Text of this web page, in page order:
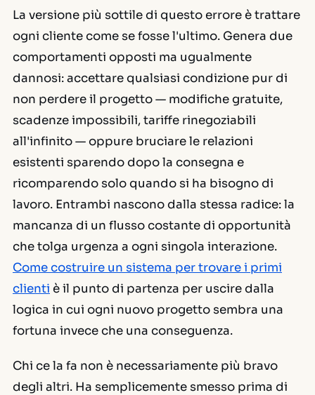
La versione più sottile di questo errore è trattare
ogni cliente come se fosse l'ultimo. Genera due
comportamenti opposti ma ugualmente
dannosi: accettare qualsiasi condizione pur di
non perdere il progetto — modifiche gratuite,
scadenze impossibili, tariffe rinegoziabili
all'infinito — oppure bruciare le relazioni
esistenti sparendo dopo la consegna e
ricomparendo solo quando si ha bisogno di
lavoro. Entrambi nascono dalla stessa radice: la
mancanza di un flusso costante di opportunità
che tolga urgenza a ogni singola interazione.
Come costruire un sistema per trovare i primi
clienti è il punto di partenza per uscire dalla
logica in cui ogni nuovo progetto sembra una
fortuna invece che una conseguenza.
Chi ce la fa non è necessariamente più bravo
degli altri. Ha semplicemente smesso prima di